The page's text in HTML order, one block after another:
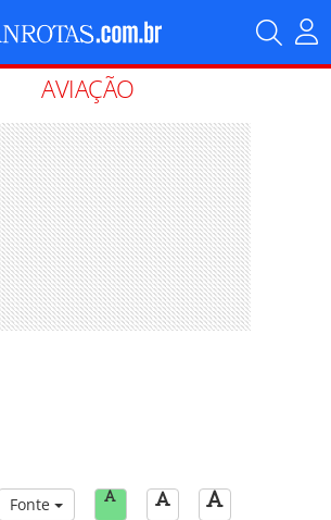
AVIAÇÃO
Fonte